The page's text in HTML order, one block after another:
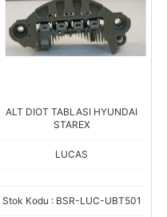
ALT DIOT TABLASI HYUNDAI
STAREX
LUCAS
Stok Kodu : BSR-LUC-UBT501